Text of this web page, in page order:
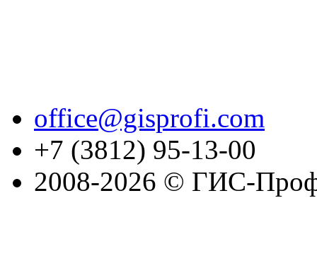
office@gisprofi.com
+7 (3812) 95-13-00
2008-2026 © ГИС-